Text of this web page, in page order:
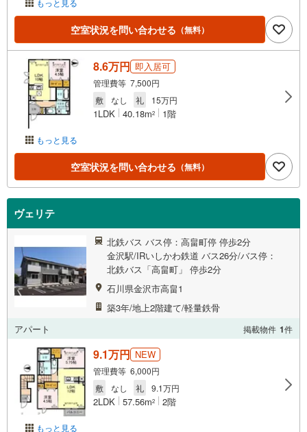
もっと見る
空室状況を問い合わせる （無料）
もっと見る
8.6万円 即入居可
管理費等 7,500円
敷
なし 礼 15万円
1LDK 40.18m2 1階
空室状況を問い合わせる （無料）
ヴェリテ
北鉄バス バス停：高畠町停 停歩2分
金沢駅/IRいしかわ鉄道 バス26分/バス停：
北鉄バス「高畠町」 停歩2分
石川県金沢市高畠1
築3年/地上2階建て/軽量鉄骨
アパート
掲載物件 1件
もっと見る
9.1万円 NEW
管理費等 6,000円
敷
なし 礼 9.1万円
2LDK 57.56m2 2階